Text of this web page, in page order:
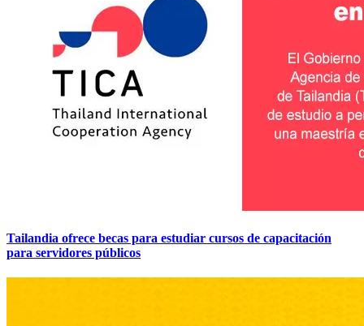
Tailandia ofrece becas para estudiar cursos de capacitación
para servidores públicos